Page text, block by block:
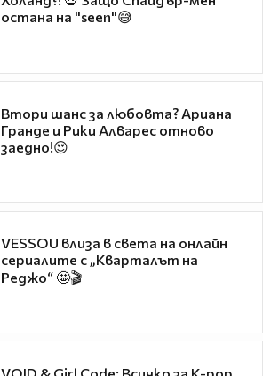
остана на "seen"😅
Втори шанс за любовта? Ариана
Гранде и Рики Алварес отново
заедно!😍
VESSOU влиза в света на онлайн
сериалите с „Кварталът на
Реджо“ 🤩🎬
VOID & Girl Code: Всичко за K-pop